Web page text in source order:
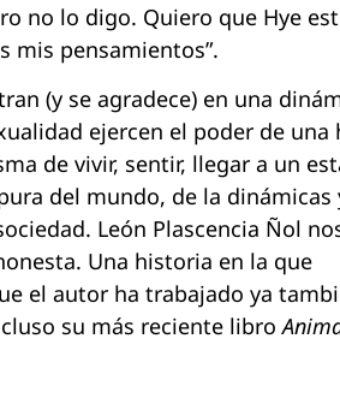
no lo digo. Quiero que Hye
mis pensamientos”.
(y se agradece) en una
ejercen el poder de una
de vivir, sentir, llegar a un
del mundo, de la dinámicas
León Plascencia Ñol
Una historia en la que
el autor ha trabajado ya
su más reciente libro